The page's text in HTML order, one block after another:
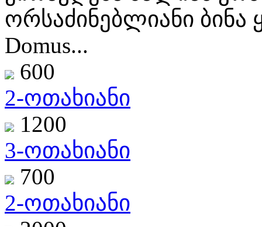
ორსაძინებლიანი
Domus...
600
2-ოთახიანი
1200
3-ოთახიანი
700
2-ოთახიანი